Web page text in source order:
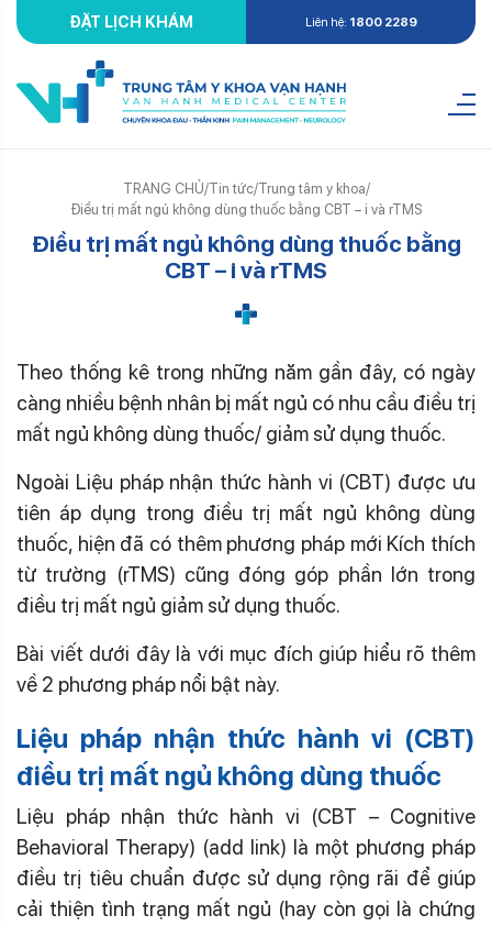
ĐẶT LỊCH KHÁM Liên hệ: 1800 2289
TRANG CHỦ/Tin tức/Trung tâm y khoa/
Điều trị mất ngủ không dùng thuốc bằng CBT – i và rTMS
Điều trị mất ngủ không dùng thuốc bằng
CBT – i và rTMS
Theo thống kê trong những năm gần đây, có ngày
càng nhiều bệnh nhân bị mất ngủ có nhu cầu điều trị
mất ngủ không dùng thuốc/ giảm sử dụng thuốc.
Ngoài Liệu pháp nhận thức hành vi (CBT) được ưu
tiên áp dụng trong điều trị mất ngủ không dùng
thuốc, hiện đã có thêm phương pháp mới Kích thích
từ trường (rTMS) cũng đóng góp phần lớn trong
điều trị mất ngủ giảm sử dụng thuốc.
Bài viết dưới đây là với mục đích giúp hiểu rõ thêm
về 2 phương pháp nổi bật này.
Liệu pháp nhận thức hành vi (CBT)
điều trị mất ngủ không dùng thuốc
Liệu pháp nhận thức hành vi (CBT – Cognitive
Behavioral Therapy) (add link) là một phương pháp
điều trị tiêu chuẩn được sử dụng rộng rãi để giúp
cải thiện tình trạng mất ngủ (hay còn gọi là chứng